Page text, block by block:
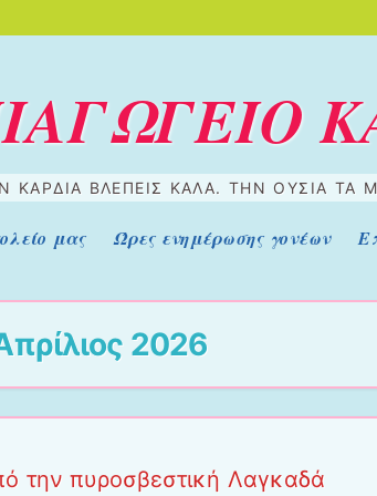
ΒΛΈΠΕΙΣ ΚΑΛΆ. ΤΗΝ ΟΥΣΊΑ ΤΑ
μας Ώρες ενημέρωσης γονέων
2026
την πυροσβεστική Λαγκαδά